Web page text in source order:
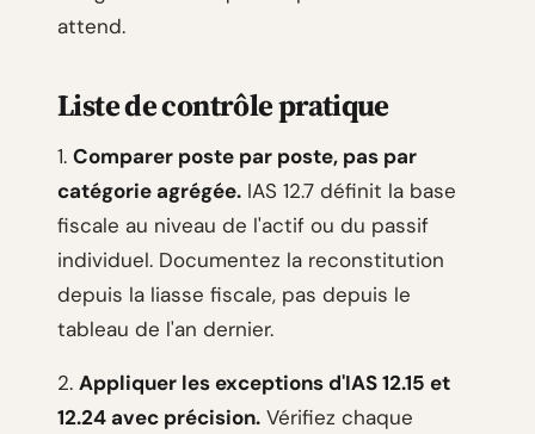
attend.
Liste de contrôle pratique
1. Comparer poste par poste, pas par
catégorie agrégée. IAS 12.7 définit la base
fiscale au niveau de l'actif ou du passif
individuel. Documentez la reconstitution
depuis la liasse fiscale, pas depuis le
tableau de l'an dernier.
2. Appliquer les exceptions d'IAS 12.15 et
12.24 avec précision. Vérifiez chaque